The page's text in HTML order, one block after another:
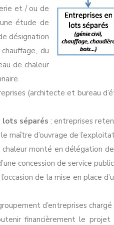
et / ou de
étude de
désignation
du
de chaleur
(architecte et bureau
lots séparés : entreprises
maître d’ouvrage de
chaleur monté en délégation
concession de service
de la mise en place
d’entreprises
financièrement le